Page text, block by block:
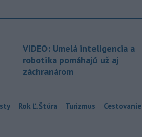
VIDEO: Umelá inteligencia a
robotika pomáhajú už aj
záchranárom
Rok Ľ.Štúra Turizmus Cestovanie